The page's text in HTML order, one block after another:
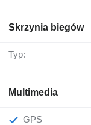
Skrzynia biegów
Typ:
Multimedia
GPS